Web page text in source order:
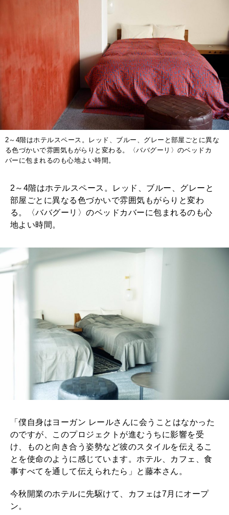
2～4階はホテルスペース。レッド、ブルー、グレーと部屋ごとに異な
る色づかいで雰囲気もがらりと変わる。〈ババグーリ〉のベッドカ
バーに包まれるのも心地よい時間。
2～4階はホテルスペース。レッド、ブルー、グレーと
部屋ごとに異なる色づかいで雰囲気もがらりと変わ
る。〈ババグーリ〉のベッドカバーに包まれるのも心
地よい時間。
「僕自身はヨーガン レールさんに会うことはなかった
のですが、このプロジェクトが進むうちに影響を受
け、ものと向き合う姿勢など彼のスタイルを伝えるこ
とを使命のように感じています。ホテル、カフェ、食
事すべてを通して伝えられたら」と藤本さん。
今秋開業のホテルに先駆けて、カフェは7月にオープ
ン。